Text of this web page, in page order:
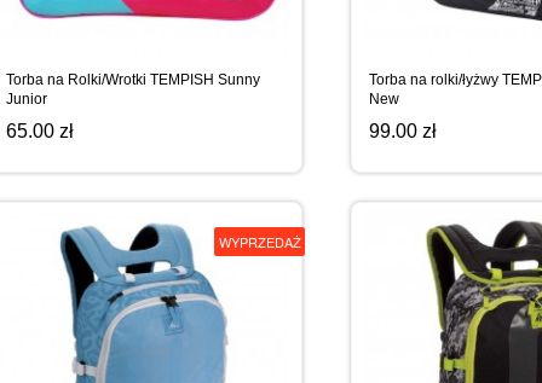
WYPRZEDAŻ
SPORTREBEL CUSTOM
TURNIEJE
WYPRZEDAŻ
Torba na Rolki/Wrotki TEMPISH Sunny
Junior
65.00 zł
Torba na rolki/łyżwy
New
99.00 zł
WYPRZEDAŻ